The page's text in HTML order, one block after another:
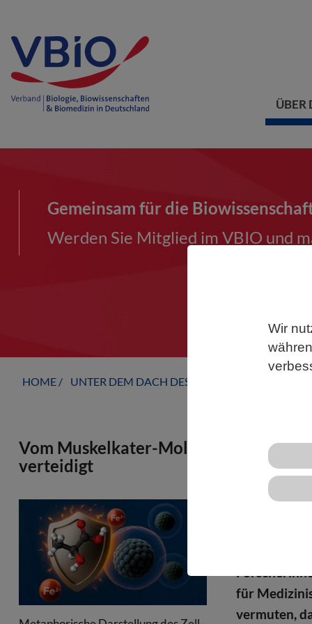
Wir
ÜBER
Gemeinsam für die
Werden Sie Mitglied im VBIO und
HOME UNTER DEM DACH DES VBIO
Vom Muskelkater-Molekül zum
verteidigt
könnte
für
vermuten,